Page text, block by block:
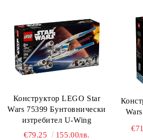
Конструктор LEGO Star
Wars 75399 Бунтовнически
изтребител U-Wing
€79.25
155.00лв.